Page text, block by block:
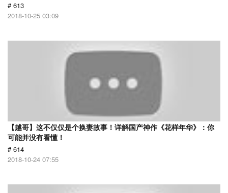
# 613
2018-10-25 03:09
【越哥】这不仅仅是个换妻故事！详解国产神作《花样年华》：你
可能并没有看懂！
# 614
2018-10-24 07:55